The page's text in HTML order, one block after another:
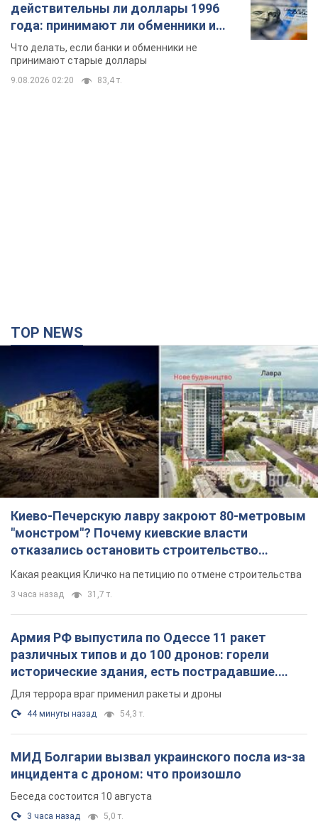
действительны ли доллары 1996
года: принимают ли обменники и
банки такие купюры
Что делать, если банки и обменники не
принимают старые доллары
9.08.2026 02:20 83,4 т.
TOP NEWS
Киево-Печерскую лавру закроют 80-метровым
"монстром"? Почему киевские власти
отказались остановить строительство
небоскреба "московского верующего"
Какая реакция Кличко на петицию по отмене строительства
3 часа назад 31,7 т.
Армия РФ выпустила по Одессе 11 ракет
различных типов и до 100 дронов: горели
исторические здания, есть пострадавшие.
Фото и видео
Для террора враг применил ракеты и дроны
44 минуты назад 54,3 т.
МИД Болгарии вызвал украинского посла из-за
инцидента с дроном: что произошло
Беседа состоится 10 августа
3 часа назад 5,0 т.